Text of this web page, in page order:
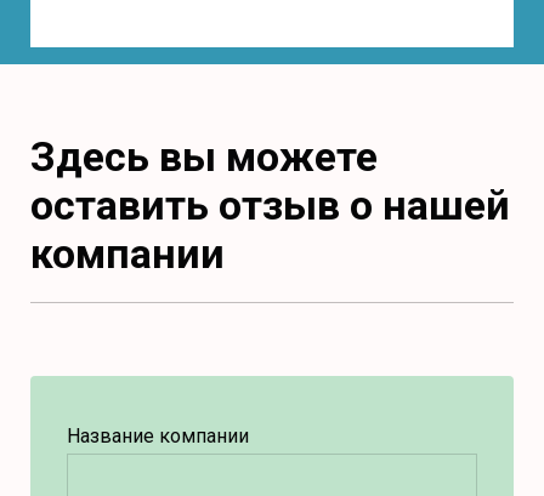
Здесь вы можете
оставить отзыв о нашей
компании
Название компании